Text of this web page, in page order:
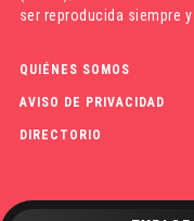
ser reproducida siempre
QUIÉNES SOMOS
AVISO DE PRIVACIDAD
DIRECTORIO